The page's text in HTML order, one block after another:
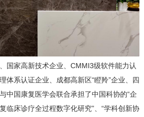
国家高新技术企业、CMMI3级软件能力认
体系认证企业、成都高新区“瞪羚”企业、四
中国康复医学会联合承担了中国科协的“企
临床诊疗全过程数字化研究”、“学科创新协